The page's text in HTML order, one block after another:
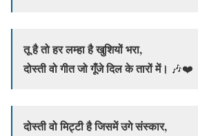
तू है तो हर लम्हा है खुशियों भरा,
दोस्ती वो गीत जो गूँजे दिल के तारों में। 🎶❤️
दोस्ती वो मिट्टी है जिसमें उगे संस्कार,